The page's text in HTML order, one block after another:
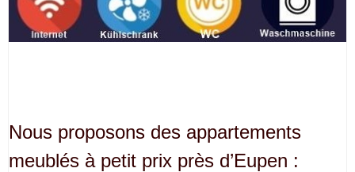
Nous proposons des appartements
meublés à petit prix près d’Eupen :